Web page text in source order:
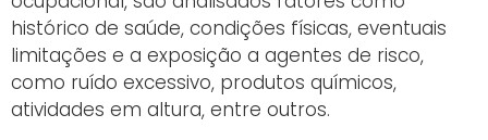
histórico de saúde, condições físicas, eventuais
limitações e a exposição a agentes de risco,
como ruído excessivo, produtos químicos,
atividades em altura, entre outros.